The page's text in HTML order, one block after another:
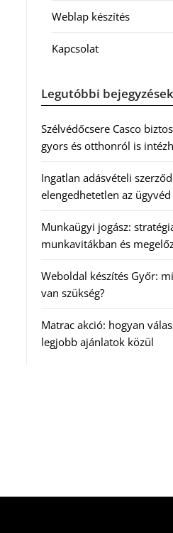
Weblap készítés
Kapcsolat
Legutóbbi bejegyzések
Szélvédőcsere Casco
gyors és otthonról is
Ingatlan adásvételi
elengedhetetlen az ügyvéd
Munkaügyi jogász:
munkavitákban és
Weboldal készítés Győr:
van szükség?
Matrac akció: hogyan
legjobb ajánlatok közül